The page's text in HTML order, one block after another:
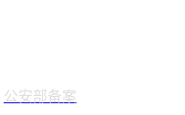
公安部备案